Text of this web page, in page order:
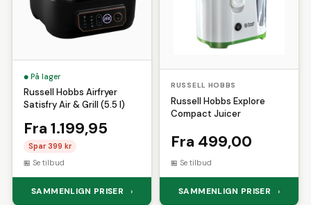
På lager
Russell Hobbs Airfryer
Satisfry Air & Grill (5.5 l)
Fra 1.199,95
Spar 399 kr
Se tilbud
SAMMENLIGN PRISER ›
RUSSELL HOBBS
Russell Hobbs Explore
Compact Juicer
Fra 499,00
Se tilbud
SAMMENLIGN PRISER ›